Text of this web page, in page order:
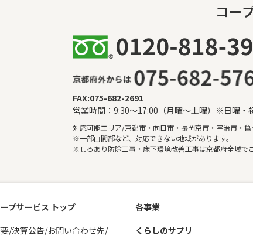
コー
FAX:075-682-2691
営業時間：9:30〜17:00（月曜〜土曜）※日曜・
対応可能エリア/京都市・向日市・長岡京市・宇治市・
※一部山間部など、対応できない地域があります。
※しろあり防除工事・床下環境改善工事は京都府全域で
プサービス トップ
/決算公告/お問い合わせ先/
各事業
くらしのサプリ